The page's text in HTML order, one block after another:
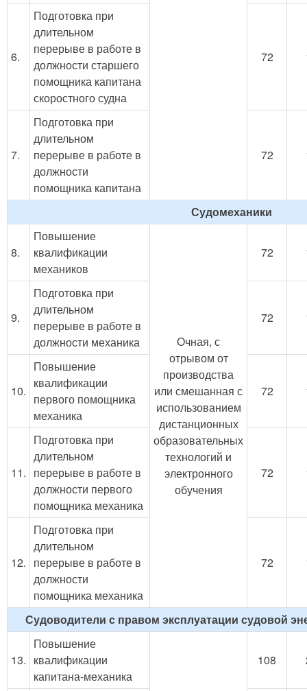
6.
Подготовка при
длительном
перерыве в работе в
должности старшего
помощника капитана
скоростного судна
72
7.
Подготовка при
длительном
перерыве в работе в
должности
помощника капитана
72
Судомеханики
8.
Повышение
квалификации
механиков
Очная, с
отрывом от
производства
или смешанная с
использованием
дистанционных
образовательных
технологий и
электронного
обучения
72
9.
Подготовка при
длительном
перерыве в работе в
должности механика
72
10.
Повышение
квалификации
первого помощника
механика
72
11.
Подготовка при
длительном
перерыве в работе в
должности первого
помощника механика
72
12.
Подготовка при
длительном
перерыве в работе в
должности
помощника механика
72
Судоводители с правом эксплуатации судовой
13.
Повышение
квалификации
капитана-механика
108